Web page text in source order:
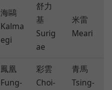
海鷗
Kalma
egi
舒力
基
Surig
ae
米雷
Meari
鳳凰
Fung-
彩雲
Choi-
青馬
Tsing-